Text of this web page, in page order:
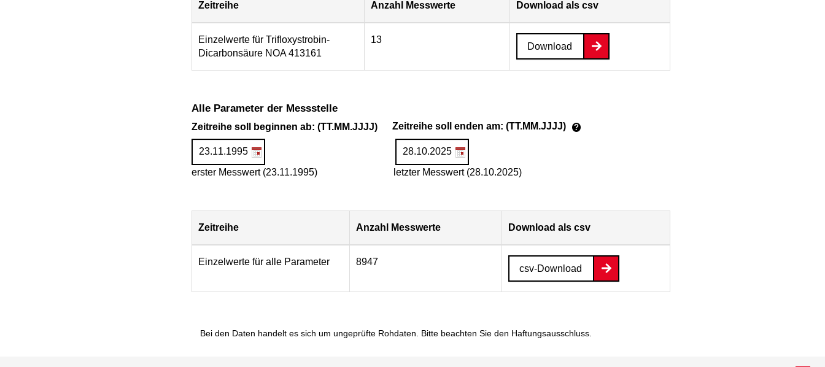
Zeitreihe Anzahl Messwerte Download als csv
Einzelwerte für Trifloxystrobin-
Dicarbonsäure NOA 413161
13
Download
Alle Parameter der Messstelle
Zeitreihe soll beginnen ab: (TT.MM.JJJJ) Zeitreihe soll enden am: (TT.MM.JJJJ) ?
erster Messwert (23.11.1995) letzter Messwert (28.10.2025)
Zeitreihe Anzahl Messwerte Download als csv
Einzelwerte für alle Parameter 8947
csv-Download
Bei den Daten handelt es sich um ungeprüfte Rohdaten. Bitte beachten Sie den Haftungsausschluss.